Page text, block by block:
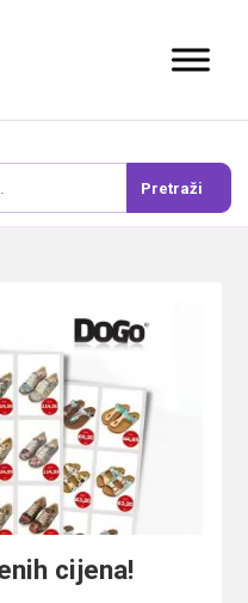
Pretraži
cijena!